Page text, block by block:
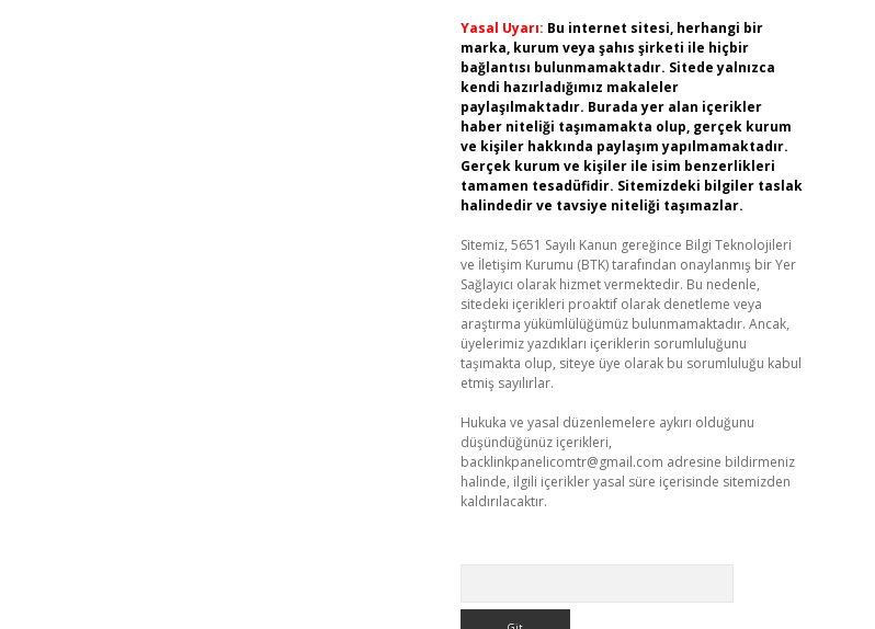
Yasal Uyarı: Bu internet sitesi, herhangi bir
marka, kurum veya şahıs şirketi ile hiçbir
bağlantısı bulunmamaktadır. Sitede yalnızca
kendi hazırladığımız makaleler
paylaşılmaktadır. Burada yer alan içerikler
haber niteliği taşımamakta olup, gerçek kurum
ve kişiler hakkında paylaşım yapılmamaktadır.
Gerçek kurum ve kişiler ile isim benzerlikleri
tamamen tesadüfidir. Sitemizdeki bilgiler taslak
halindedir ve tavsiye niteliği taşımazlar.
Sitemiz, 5651 Sayılı Kanun gereğince Bilgi Teknolojileri
ve İletişim Kurumu (BTK) tarafından onaylanmış bir Yer
Sağlayıcı olarak hizmet vermektedir. Bu nedenle,
sitedeki içerikleri proaktif olarak denetleme veya
araştırma yükümlülüğümüz bulunmamaktadır. Ancak,
üyelerimiz yazdıkları içeriklerin sorumluluğunu
taşımakta olup, siteye üye olarak bu sorumluluğu kabul
etmiş sayılırlar.
Hukuka ve yasal düzenlemelere aykırı olduğunu
düşündüğünüz içerikleri,
backlinkpanelicomtr@gmail.com adresine bildirmeniz
halinde, ilgili içerikler yasal süre içerisinde sitemizden
kaldırılacaktır.